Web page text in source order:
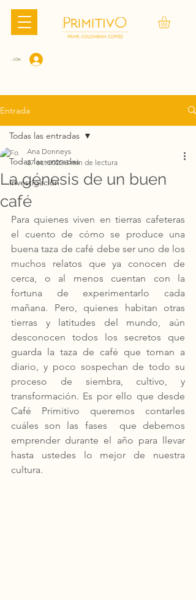
SESIÓN
Entrada
Todas las entradas
Investigación
Todas las entradas
La génesis de un buen
café
Ana Donneys
27 oct 2022 3 min de lectura
Para quienes viven en tierras cafeteras
el cuento de cómo se produce una
buena taza de café debe ser uno de los
muchos relatos que ya conocen de
cerca, o al menos cuentan con la
fortuna de experimentarlo cada
mañana. Pero, quienes habitan otras
tierras y latitudes del mundo, aún
desconocen todos los secretos que
guarda la taza de café que toman a
diario, y poco sospechan de todo su
proceso de siembra, cultivo, y
transformación. Es por ello que desde
Café Primitivo queremos contarles
cuáles son las fases  que debemos
emprender durante el año para llevar
hasta ustedes lo mejor de nuestra
cultura.